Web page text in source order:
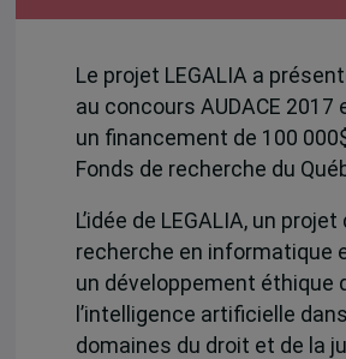
Le projet LEGALIA a
au concours AUDACE 2017
un financement de 100
Fonds de recherche du
L’idée de LEGALIA, un projet
recherche en informatique
un développement éthique
l’intelligence artificielle
domaines du droit et de la